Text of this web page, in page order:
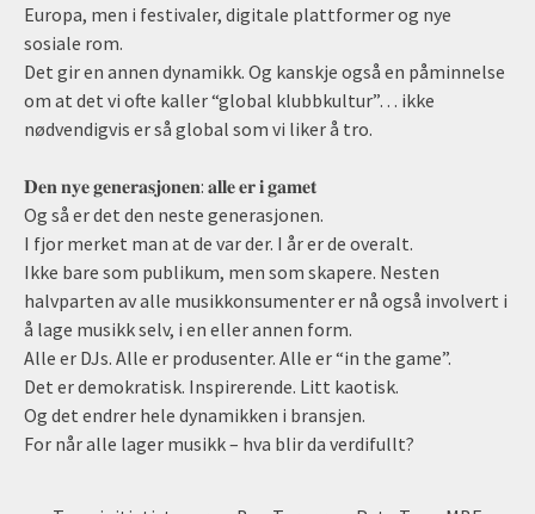
Europa, men i festivaler, digitale plattformer og nye
sosiale rom.
Det gir en annen dynamikk. Og kanskje også en påminnelse
om at det vi ofte kaller “global klubbkultur”… ikke
nødvendigvis er så global som vi liker å tro.
𝐃𝐞𝐧 𝐧𝐲𝐞 𝐠𝐞𝐧𝐞𝐫𝐚𝐬𝐣𝐨𝐧𝐞𝐧: 𝐚𝐥𝐥𝐞 𝐞𝐫 𝐢 𝐠𝐚𝐦𝐞𝐭
Og så er det den neste generasjonen.
I fjor merket man at de var der. I år er de overalt.
Ikke bare som publikum, men som skapere. Nesten
halvparten av alle musikkonsumenter er nå også involvert i
å lage musikk selv, i en eller annen form.
Alle er DJs. Alle er produsenter. Alle er “in the game”.
Det er demokratisk. Inspirerende. Litt kaotisk.
Og det endrer hele dynamikken i bransjen.
For når alle lager musikk – hva blir da verdifullt?